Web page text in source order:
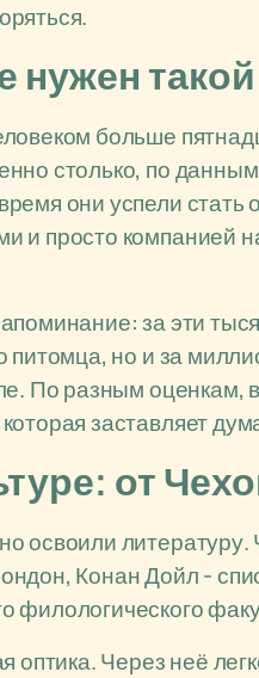
нужен
больше
столько, по
они успели стать
и просто компанией
за эти
питомца, но и за
По разным
заставляет
от
освоили
Конан Дойл -
филологического
оптика. Через неё